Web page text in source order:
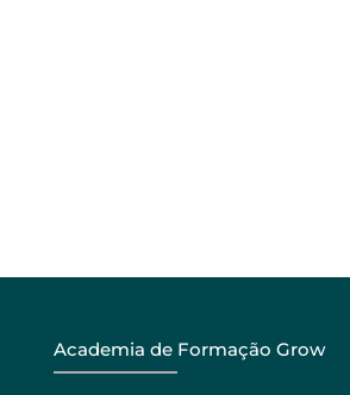
Academia de Formação Grow